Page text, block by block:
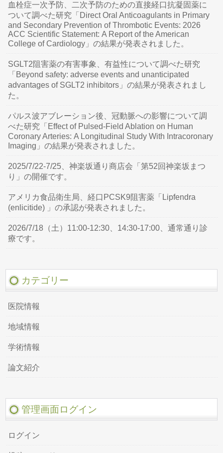
血栓症一次予防、二次予防のための直接経口抗凝固薬に
ついて調べた研究「Direct Oral Anticoagulants in Primary
and Secondary Prevention of Thrombotic Events: 2026
ACC Scientific Statement: A Report of the American
College of Cardiology」の結果が発表されました。
SGLT2阻害薬の有害事象、有益性について調べた研究
「Beyond safety: adverse events and unanticipated
advantages of SGLT2 inhibitors」の結果が発表されまし
た。
パルス波アブレーション後、冠動脈への影響について調
べた研究「Effect of Pulsed-Field Ablation on Human
Coronary Arteries: A Longitudinal Study With Intracoronary
Imaging」の結果が発表されました。
2025/7/22-7/25、神楽坂通り商店会「第52回神楽坂まつ
り」の開催です。
アメリカ食品衛生局、経口PCSK9阻害薬「Lipfendra
(enlicitide) 」の承認が発表されました。
2026/7/18（土）11:00-12:30、14:30-17:00、通常通り診
療です。
カテゴリー
医院情報
地域情報
学術情報
論文紹介
管理画面ログイン
ログイン